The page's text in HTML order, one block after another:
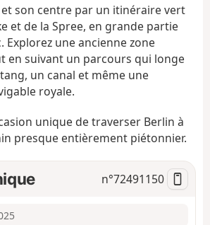
g
o
son centre par un itinéraire vert
et de la Spree, en grande partie
Explorez une ancienne zone
en suivant un parcours qui longe
un canal et même une
royale.
unique de traverser Berlin à
presque entièrement piétonnier.
n°72491150